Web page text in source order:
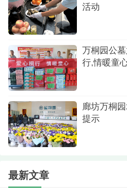
生态安葬 回归自然
一种形式的延续。4月2日，万
坛生态葬集体安葬仪式，在工
将逝者骨灰安放在花坛中，覆
融入大地，回归自然。
这里没有冰冷的石碑，只
随着时间的推移，花坛葬多了
扫也不再只是肃穆的仪式，更
话，一次心灵的治愈。
活动
万桐园公
行,情暖童
廊坊万桐
提示
最新文章